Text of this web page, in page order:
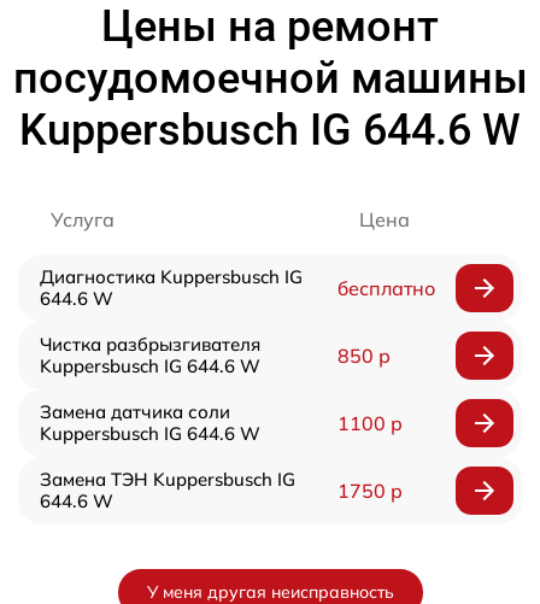
Цены на ремонт
посудомоечной машины
Kuppersbusch IG 644.6 W
Услуга Цена
Диагностика Kuppersbusch IG
644.6 W
бесплатно
Чистка разбрызгивателя
Kuppersbusch IG 644.6 W
850 р
Замена датчика соли
Kuppersbusch IG 644.6 W
1100 р
Замена ТЭН Kuppersbusch IG
644.6 W
1750 р
У меня другая неисправность